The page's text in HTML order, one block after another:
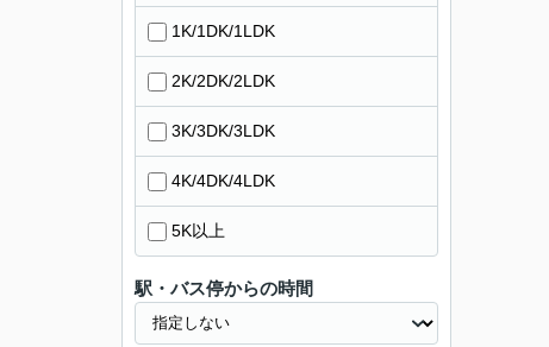
1K/1DK/1LDK
2K/2DK/2LDK
3K/3DK/3LDK
4K/4DK/4LDK
5K以上
駅・バス停からの時間